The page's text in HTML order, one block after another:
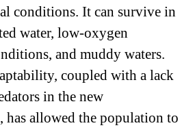
conditions. It can survive in
water, low-oxygen
and muddy waters.
coupled with a lack
in the new
has allowed the population to